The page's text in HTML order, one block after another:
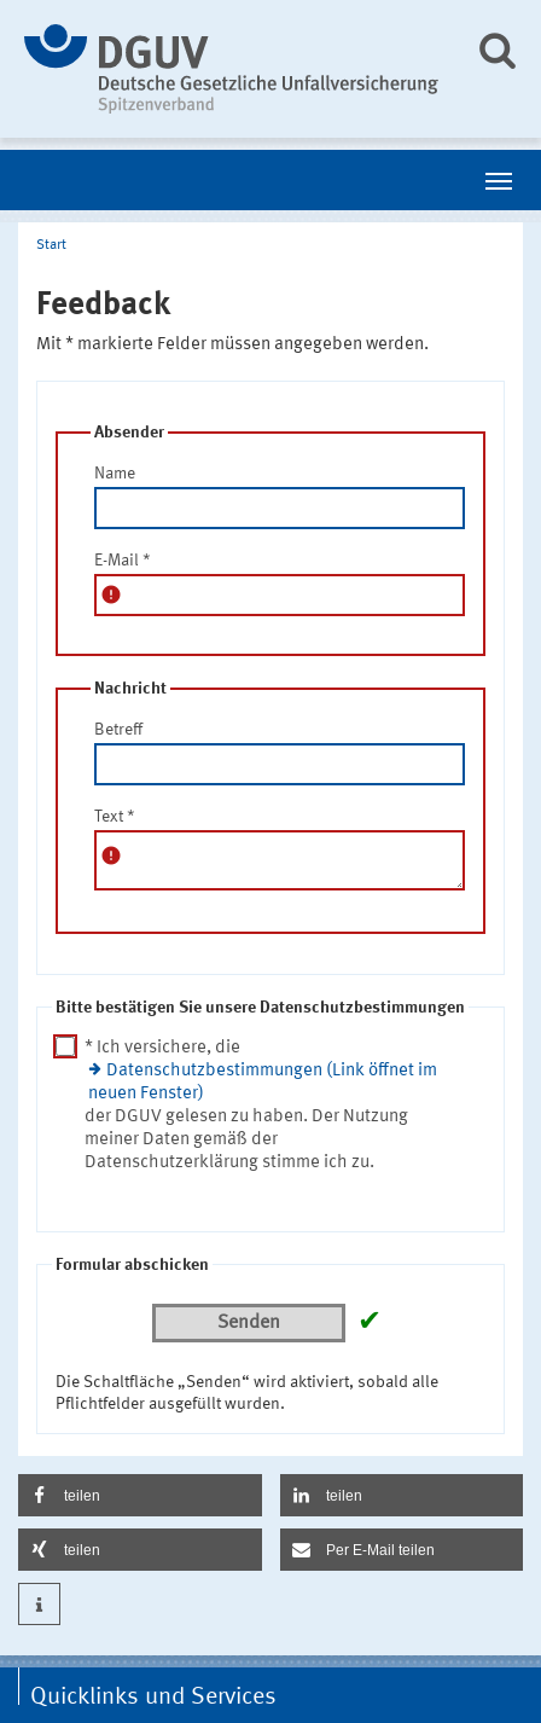
Start
Feedback
Mit * markierte Felder müssen angegeben werden.
Absender
Name
E-Mail *
error
Nachricht
Betreff
Text *
error
Bitte bestätigen Sie unsere Datenschutzbestimmungen
* Ich versichere, die
Datenschutzbestimmungen (Link öffnet im
neuen Fenster)
der DGUV gelesen zu haben. Der Nutzung
meiner Daten gemäß der
Datenschutzerklärung stimme ich zu.
Formular abschicken
Senden ✔
Die Schaltfläche „Senden“ wird aktiviert, sobald alle
Pflichtfelder ausgefüllt wurden.
teilen teilen
teilen Per E-Mail teilen
Quicklinks und Services